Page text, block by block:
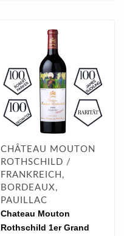
CHÂTEAU MOUTON
ROTHSCHILD /
FRANKREICH,
BORDEAUX,
PAUILLAC
Chateau Mouton
Rothschild 1er Grand